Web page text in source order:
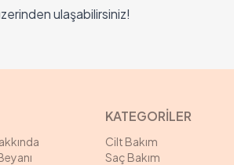
ulaşabilirsiniz!
KATEGORİLER
Cilt Bakım
Saç Bakım